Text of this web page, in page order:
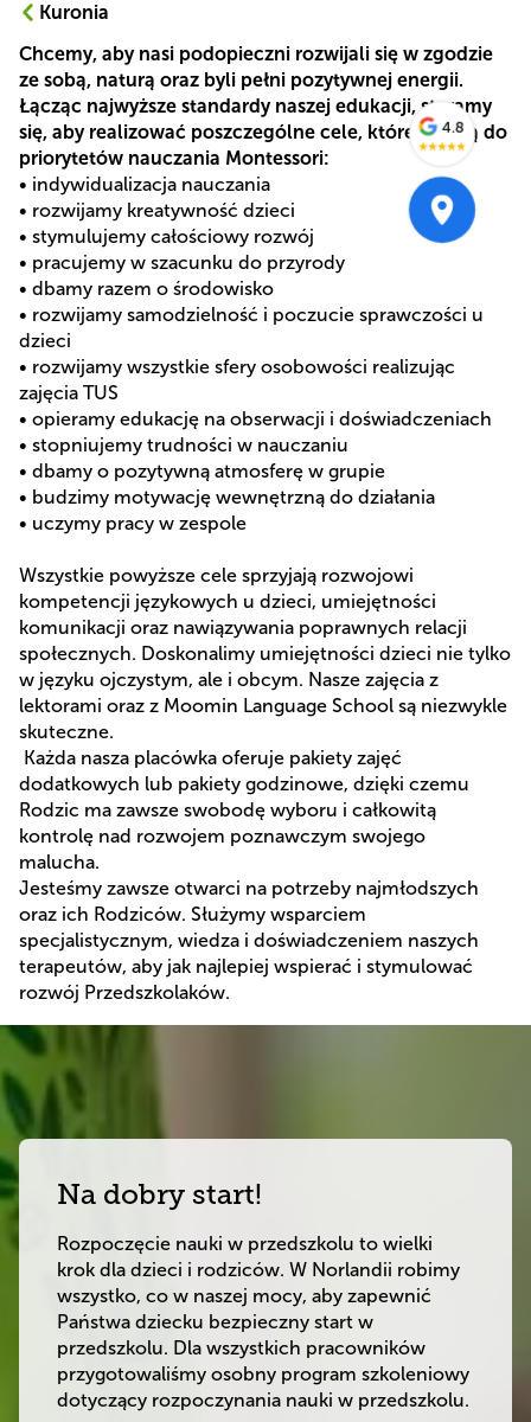
Kuronia
Chcemy, aby nasi podopieczni rozwijali się w zgodzie
ze sobą, naturą oraz byli pełni pozytywnej energii.
Łącząc najwyższe standardy naszej edukacji, staramy
się, aby realizować poszczególne cele, które należą do
priorytetów nauczania Montessori:
• indywidualizacja nauczania
• rozwijamy kreatywność dzieci
• stymulujemy całościowy rozwój
• pracujemy w szacunku do przyrody
• dbamy razem o środowisko
• rozwijamy samodzielność i poczucie sprawczości u
dzieci
• rozwijamy wszystkie sfery osobowości realizując
zajęcia TUS
• opieramy edukację na obserwacji i doświadczeniach
• stopniujemy trudności w nauczaniu
• dbamy o pozytywną atmosferę w grupie
• budzimy motywację wewnętrzną do działania
• uczymy pracy w zespole
Wszystkie powyższe cele sprzyjają rozwojowi
kompetencji językowych u dzieci, umiejętności
komunikacji oraz nawiązywania poprawnych relacji
społecznych. Doskonalimy umiejętności dzieci nie tylko
w języku ojczystym, ale i obcym. Nasze zajęcia z
lektorami oraz z Moomin Language School są niezwykle
skuteczne.
Każda nasza placówka oferuje pakiety zajęć
dodatkowych lub pakiety godzinowe, dzięki czemu
Rodzic ma zawsze swobodę wyboru i całkowitą
kontrolę nad rozwojem poznawczym swojego
malucha.
Jesteśmy zawsze otwarci na potrzeby najmłodszych
oraz ich Rodziców. Służymy wsparciem
specjalistycznym, wiedza i doświadczeniem naszych
terapeutów, aby jak najlepiej wspierać i stymulować
rozwój Przedszkolaków.
Na dobry start!
Rozpoczęcie nauki w przedszkolu to wielki
krok dla dzieci i rodziców. W Norlandii robimy
wszystko, co w naszej mocy, aby zapewnić
Państwa dziecku bezpieczny start w
przedszkolu. Dla wszystkich pracowników
przygotowaliśmy osobny program szkoleniowy
dotyczący rozpoczynania nauki w przedszkolu.
4.8
★★★★★